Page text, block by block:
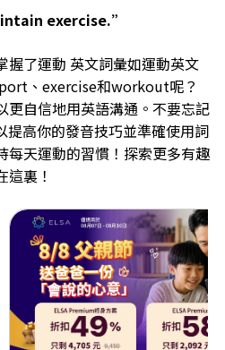
exercise.”
握了運動 英文詞彙如運動英文
、exercise和workout呢？
更自信地用英語溝通。不要忘記
提高你的發音技巧並準確使用詞
每天運動的習慣！探索更多有趣
這裏！